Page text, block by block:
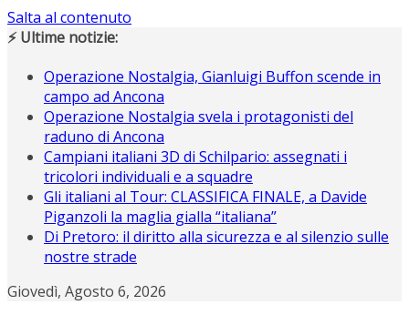
Salta al contenuto
⚡ Ultime notizie:
Operazione Nostalgia, Gianluigi Buffon scende in
campo ad Ancona
Operazione Nostalgia svela i protagonisti del
raduno di Ancona
Campiani italiani 3D di Schilpario: assegnati i
tricolori individuali e a squadre
Gli italiani al Tour: CLASSIFICA FINALE, a Davide
Piganzoli la maglia gialla “italiana”
Di Pretoro: il diritto alla sicurezza e al silenzio sulle
nostre strade
Giovedì, Agosto 6, 2026